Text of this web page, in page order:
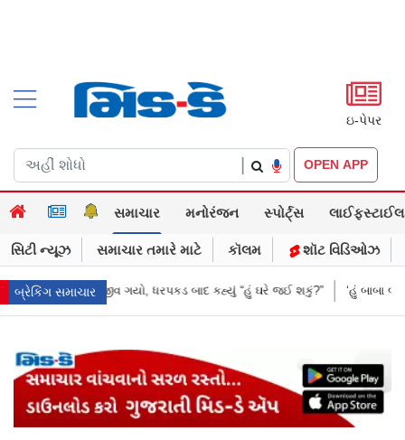
ઇ-પેપર
OPEN APP
સમાચાર મનોરંજન સ્પોર્ટ્સ લાઈફસ્ટાઈલ
સિટી ન્યૂઝ સમાચાર તમારે માટે કૉલમ શૉટ વિડિઓઝ
બ્રેકિંગ સમાચાર
કહ્યું “હું ઘરે જઈ શકું?” ‘હું બાબા બાગેશ્વર નથી...’: IIT દિલ્હીમાં વિદ્યાર્થીઓ